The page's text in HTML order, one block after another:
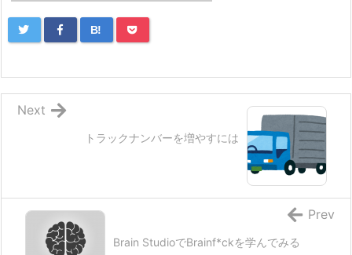
B!
トラックナンバーを増やすには
Next
Brain StudioでBrainf*ckを学んでみる
Prev